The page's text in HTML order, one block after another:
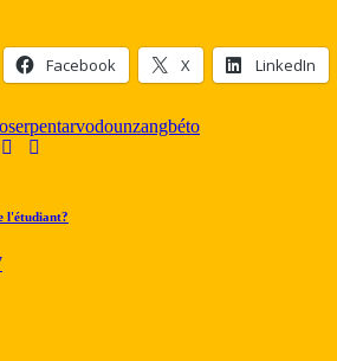
Facebook X LinkedIn
serpentarvodounzangbéto
l'étudiant?